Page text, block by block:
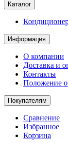
Каталог
Информация
О компании
Доставка и
Контакты
Положение
Покупателям
Сравнение
Избранное
Корзина